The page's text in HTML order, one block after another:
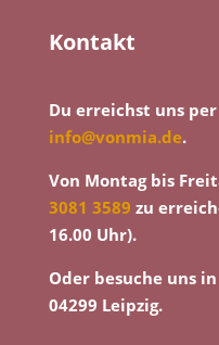
Kontakt
Du erreichst uns
info@vonmia.de.
Von Montag bis
3081 3589 zu
16.00 Uhr).
Oder besuche uns
04299 Leipzig.